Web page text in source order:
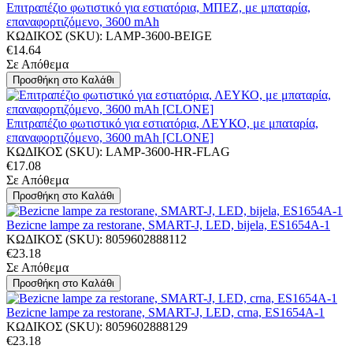
Επιτραπέζιο φωτιστικό για εστιατόρια, ΜΠΕΖ, με μπαταρία,
επαναφορτιζόμενο, 3600 mAh
ΚΩΔΙΚΟΣ (SKU): LAMP-3600-BEIGE
€14.64
Σε Απόθεμα
Προσθήκη στο Καλάθι
Επιτραπέζιο φωτιστικό για εστιατόρια, ΛΕΥΚΟ, με μπαταρία,
επαναφορτιζόμενο, 3600 mAh [CLONE]
ΚΩΔΙΚΟΣ (SKU): LAMP-3600-HR-FLAG
€17.08
Σε Απόθεμα
Προσθήκη στο Καλάθι
Bezicne lampe za restorane, SMART-J, LED, bijela, ES1654A-1
ΚΩΔΙΚΟΣ (SKU): 8059602888112
€23.18
Σε Απόθεμα
Προσθήκη στο Καλάθι
Bezicne lampe za restorane, SMART-J, LED, crna, ES1654A-1
ΚΩΔΙΚΟΣ (SKU): 8059602888129
€23.18